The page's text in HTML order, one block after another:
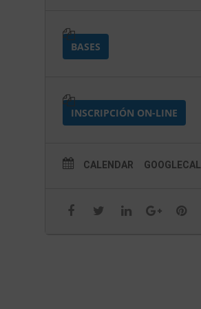
BASES
INSCRIPCIÓN ON-LINE
CALENDAR GOOGLECAL